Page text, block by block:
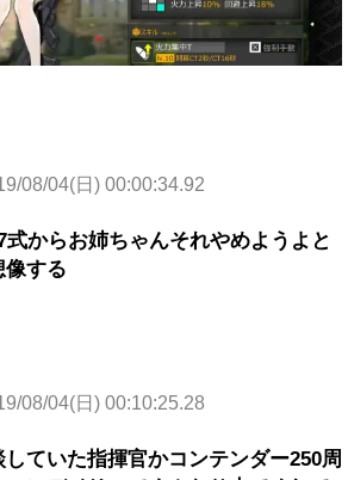
08/04(日) 00:00:34.92
式からお姉ちゃんそれやめようよと
像する
08/04(日) 00:10:25.28
ていた指揮官かコンテンダー250周